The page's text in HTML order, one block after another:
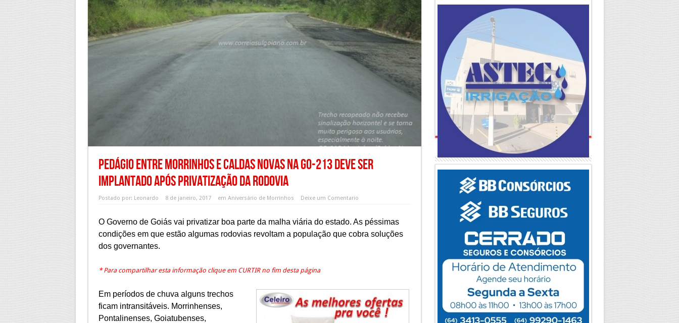
Pedágio entre Morrinhos e Caldas Novas na GO-213 deve ser
implantado após privatização da rodovia
Postado por: Leonardo 8 de janeiro, 2017 em Aniversário de Morrinhos Deixe um Comentario
O Governo de Goiás vai privatizar boa parte da malha viária do estado. As péssimas
condições em que estão algumas rodovias revoltam a população que cobra soluções
dos governantes.
* Para compartilhar esta informação clique em CURTIR no fim desta página
Em períodos de chuva alguns trechos
ficam intransitáveis. Morrinhenses,
Pontalinenses, Goiatubenses,